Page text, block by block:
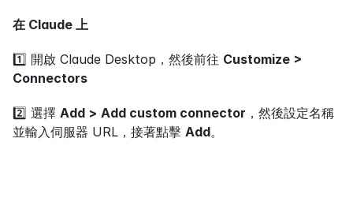
在 Claude 上
1️⃣ 開啟 Claude Desktop，然後前往 Customize >
Connectors
2️⃣ 選擇 Add > Add custom connector ，然後設定名稱
並輸入伺服器 URL，接著點擊 Add。